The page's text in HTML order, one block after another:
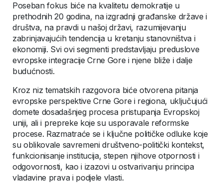
Poseban fokus biće na kvalitetu demokratije u
prethodnih 20 godina, na izgradnji građanske države i
društva, na pravdi u našoj državi, razumijevanju
zabrinjavajućih tendencija u kretanju stanovništva i
ekonomiji. Svi ovi segmenti predstavljaju preduslove
evropske integracije Crne Gore i njene bliže i dalje
budućnosti.
Kroz niz tematskih razgovora biće otvorena pitanja
evropske perspektive Crne Gore i regiona, uključujući
domete dosadašnjeg procesa pristupanja Evropskoj
uniji, ali i prepreke koje su usporavale reformske
procese. Razmatraće se i ključne političke odluke koje
su oblikovale savremeni društveno-politički kontekst,
funkcionisanje institucija, stepen njihove otpornosti i
odgovornosti, kao i izazovi u ostvarivanju principa
vladavine prava i podjele vlasti.